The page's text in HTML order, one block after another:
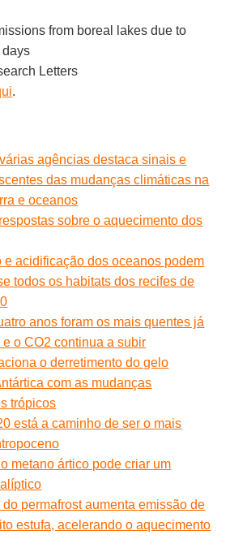
from boreal lakes due to
days
Letters
.
agências destaca sinais e
das mudanças climáticas na
e oceanos
sobre o aquecimento dos
e acidificação dos oceanos podem
todos os habitats dos recifes de
anos foram os mais quentes já
e o CO2 continua a subir
o derretimento do gelo
com as mudanças
trópicos
está a caminho de ser o mais
metano ártico pode criar um
do permafrost aumenta emissão de
estufa, acelerando o aquecimento